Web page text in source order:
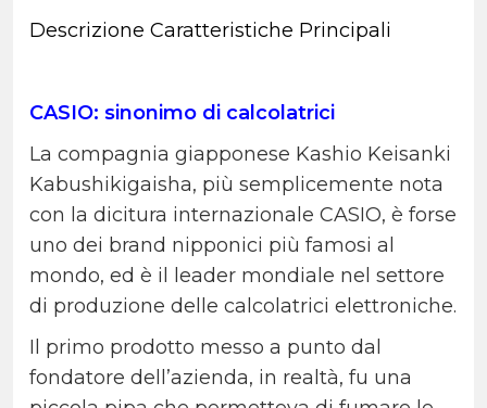
Descrizione Caratteristiche Principali
CASIO: sinonimo di calcolatrici
La compagnia giapponese Kashio Keisanki
Kabushikigaisha, più semplicemente nota
con la dicitura internazionale CASIO, è forse
uno dei brand nipponici più famosi al
mondo, ed è il leader mondiale nel settore
di produzione delle calcolatrici elettroniche.
Il primo prodotto messo a punto dal
fondatore dell’azienda, in realtà, fu una